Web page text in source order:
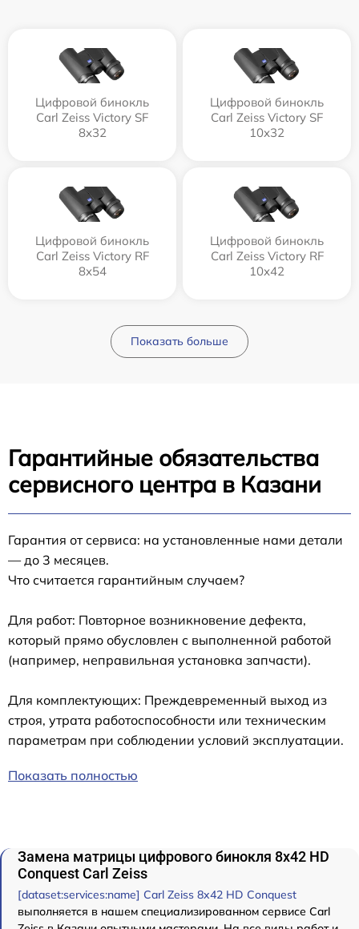
Цифровой бинокль
Carl Zeiss Victory SF
8x32
Цифровой бинокль
Carl Zeiss Victory SF
10x32
Цифровой бинокль
Carl Zeiss Victory RF
8x54
Цифровой бинокль
Carl Zeiss Victory RF
10x42
Показать больше
Гарантийные обязательства
сервисного центра в Казани
Гарантия от сервиса: на установленные нами детали
— до 3 месяцев.
Что считается гарантийным случаем?
Для работ: Повторное возникновение дефекта,
который прямо обусловлен с выполненной работой
(например, неправильная установка запчасти).
Для комплектующих: Преждевременный выход из
строя, утрата работоспособности или техническим
параметрам при соблюдении условий эксплуатации.
Показать полностью
Замена матрицы цифрового бинокля 8x42 HD
Conquest Carl Zeiss
[dataset:services:name] Carl Zeiss 8x42 HD Conquest
выполняется в нашем специализированном сервисе Carl